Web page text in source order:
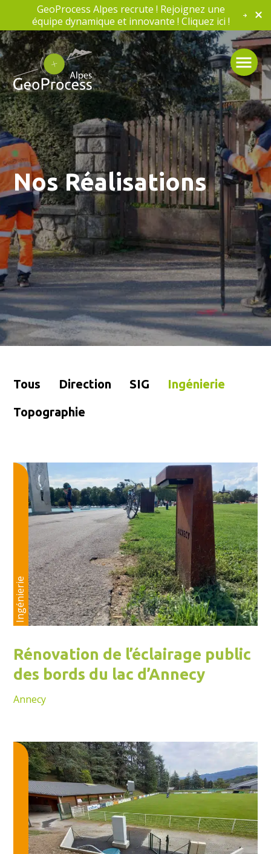
GeoProcess Alpes recrute ! Rejoignez une
équipe dynamique et innovante ! Cliquez ici !
Nos Réalisations
Tous Direction SIG
Ingénierie
Topographie
Ingénierie
Rénovation de l’éclairage public
des bords du lac d’Annecy
Annecy